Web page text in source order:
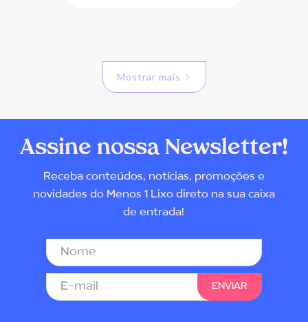
Mostrar mais
Assine nossa Newsletter!
Receba conteúdos, notícias, promoções e
novidades do Menos 1 Lixo direto na sua caixa
de entrada!